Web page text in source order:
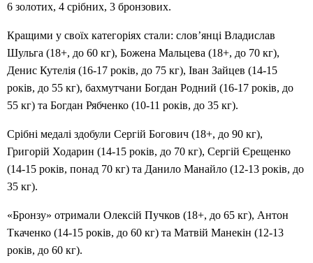
6 золотих, 4 срібних, 3 бронзових.
Кращими у своїх категоріях стали: слов’янці Владислав
Шульга (18+, до 60 кг), Божена Мальцева (18+, до 70 кг),
Денис Кутелія (16-17 років, до 75 кг), Іван Зайцев (14-15
років, до 55 кг), бахмутчани Богдан Родний (16-17 років, до
55 кг) та Богдан Рябченко (10-11 років, до 35 кг).
Срібні медалі здобули Сергій Богович (18+, до 90 кг),
Григорій Ходарин (14-15 років, до 70 кг), Сергій Єрещенко
(14-15 років, понад 70 кг) та Данило Манайло (12-13 років, до
35 кг).
«Бронзу» отримали Олексій Пучков (18+, до 65 кг), Антон
Ткаченко (14-15 років, до 60 кг) та Матвій Манекін (12-13
років, до 60 кг).